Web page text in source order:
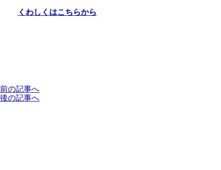
くわしくはこちらから
前の記事へ
後の記事へ